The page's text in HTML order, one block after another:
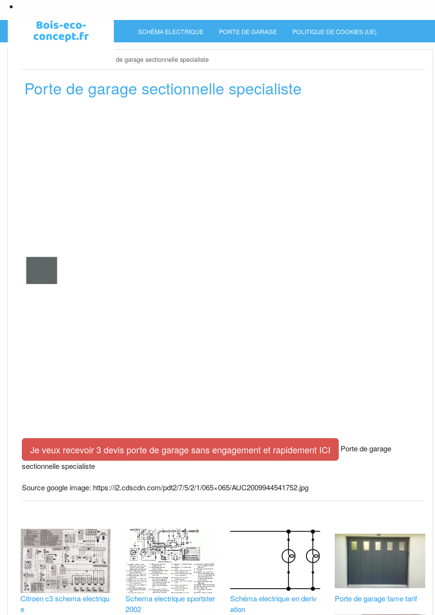
SCHÉMA ELECTRIQUE PORTE DE GARAGE POLITIQUE DE COOKIES (UE)
Porte de garage sectionnelle specialiste
Porte de garage sectionnelle specialiste
Je veux recevoir 3 devis porte de garage sans engagement et rapidement ICI
Porte de garage
sectionnelle specialiste
Source google image: https://i2.cdscdn.com/pdt2/7/5/2/1/065×065/AUC2009944541752.jpg
Citroen c3 schema electriqu
e
Schema electrique sportster
2002
Schéma electrique en deriv
ation
Porte de garage fame tarif